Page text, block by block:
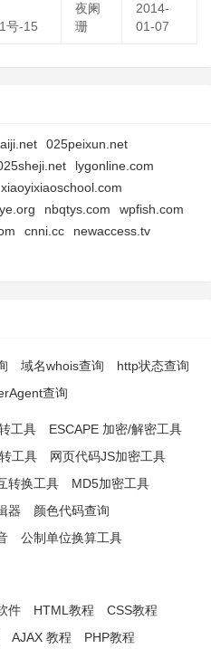
号-15
夜阑
珊
2014-
01-07
025peixun.net
lygonline.com
xiaoyixiaoschool.com
nbqtys.com
wpfish.com
cnni.cc
newaccess.tv
域名whois查询
http状态查询
查询
工具
ESCAPE 加密/解密工具
工具
网页代码JS加密工具
转换工具
MD5加密工具
器
颜色代码查询
公制单位换算工具
件 HTML教程
CSS教程
AJAX 教程 PHP教程